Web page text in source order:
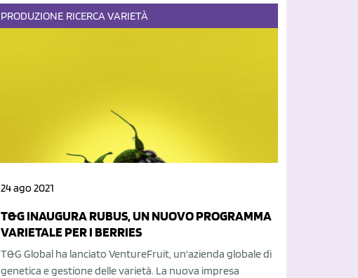
PRODUZIONE RICERCAVARIETÀ
24 ago 2021
T&G INAUGURA RUBUS, UN NUOVO PROGRAMMA
VARIETALE PER I BERRIES
T&G Global ha lanciato VentureFruit, un'azienda globale di
genetica e gestione delle varietà. La nuova impresa